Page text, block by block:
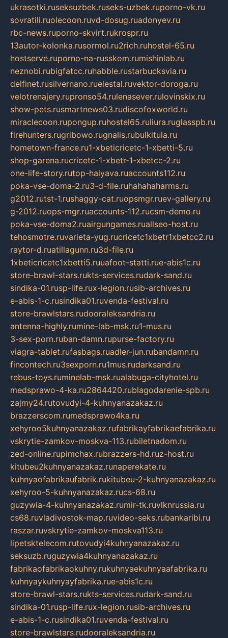
ukrasotki.ruseksuzbek.ruseks-uzbek.ruporno-vk.ru
sovratili.ruolecoon.ruvd-dosug.ruadonyev.ru
rbc-news.ruporno-skvirt.rukrospr.ru
13autor-kolonka.rusormol.ru2rich.ruhostel-65.ru
hostserve.ruporno-na-russkom.rumishinlab.ru
neznobi.rubigfatcc.ruhabble.rustarbucksvia.ru
delfinet.rusilvernano.ruelestal.ruvektor-doroga.ru
velotrenajery.rupronso54.rulenasever.rulovinskix.ru
show-pets.rusmartnews03.rudiscofoxworld.ru
miraclecoon.rupongup.ruhostel65.ruliura.ruglasspb.ru
firehunters.rugribowo.rugnalis.rubulkitula.ru
hometown-france.ru1-xbeticricetc-1-xbetti-5.ru
shop-garena.rucricetc-1-xbetr-1-xbetcc-2.ru
one-life-story.rutop-halyava.ruaccounts112.ru
poka-vse-doma-2.ru3-d-file.ruhahahaharms.ru
g2012.rutst-1.rushaggy-cat.ruopsmgr.ruev-gallery.ru
g-2012.ruops-mgr.ruaccounts-112.rucsm-demo.ru
poka-vse-doma2.ruairgungames.ruallseo-host.ru
tehosmotre.ruvarieta-yug.rucricetc1xbetr1xbetcc2.ru
raytor-d.ruatillagunn.ru3d-file.ru
1xbeticricetc1xbetti5.ruuafoot-statti.rue-abis1c.ru
store-brawl-stars.rukts-services.rudark-sand.ru
sindika-01.rusp-life.rux-legion.rusib-archives.ru
e-abis-1-c.rusindika01.ruvenda-festival.ru
store-brawlstars.rudooraleksandria.ru
antenna-highly.rumine-lab-msk.ru1-mus.ru
3-sex-porn.ruban-damn.rupurse-factory.ru
viagra-tablet.rufasbags.ruadler-jun.rubandamn.ru
fincontech.ru3sexporn.ru1mus.rudarksand.ru
rebus-toys.ruminelab-msk.rualabuga-cityhotel.ru
medsprawo-4-ka.ru2864420.rublagodarenie-spb.ru
zajmy24.rutovudyi-4-kuhnyanazakaz.ru
brazzerscom.rumedsprawo4ka.ru
xehyroo5kuhnyanazakaz.rufabrikayfabrikaefabrika.ru
vskrytie-zamkov-moskva-113.rubiletnadom.ru
zed-online.rupimchax.rubrazzers-hd.ruz-host.ru
kitubeu2kuhnyanazakaz.runaperekate.ru
kuhnyaofabrikaufabrik.rukitubeu-2-kuhnyanazakaz.ru
xehyroo-5-kuhnyanazakaz.rucs-68.ru
guzywia-4-kuhnyanazakaz.rumir-tk.ruvlknrussia.ru
cs68.ruvladivostok-map.ruvideo-seks.rubankaribi.ru
raszar.ruvskrytie-zamkov-moskva113.ru
lipetsktelecom.rutovudyi4kuhnyanazakaz.ru
seksuzb.ruguzywia4kuhnyanazakaz.ru
fabrikaofabrikaokuhny.rukuhnyaekuhnyaafabrika.ru
kuhnyaykuhnyayfabrika.rue-abis1c.ru
store-brawl-stars.rukts-services.rudark-sand.ru
sindika-01.rusp-life.rux-legion.rusib-archives.ru
e-abis-1-c.rusindika01.ruvenda-festival.ru
store-brawlstars.rudooraleksandria.ru